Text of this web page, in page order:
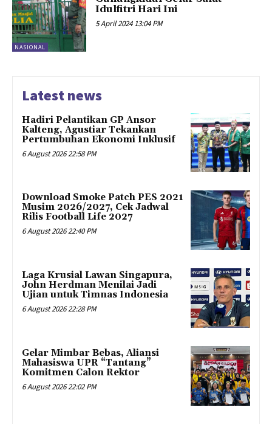
NASIONAL
Idulfitri Hari Ini
5 April 2024 13:04 PM
Latest news
Hadiri Pelantikan GP Ansor
Kalteng, Agustiar Tekankan
Pertumbuhan Ekonomi Inklusif
6 August 2026 22:58 PM
Download Smoke Patch PES 2021
Musim 2026/2027, Cek Jadwal
Rilis Football Life 2027
6 August 2026 22:40 PM
Laga Krusial Lawan Singapura,
John Herdman Menilai Jadi
Ujian untuk Timnas Indonesia
6 August 2026 22:28 PM
Gelar Mimbar Bebas, Aliansi
Mahasiswa UPR “Tantang”
Komitmen Calon Rektor
6 August 2026 22:02 PM